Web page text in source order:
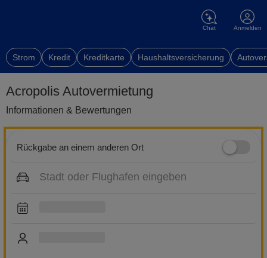
Chat Anmelden
Strom Kredit Kreditkarte Haushaltsversicherung
Acropolis Autovermietung
Informationen & Bewertungen
Rückgabe an einem anderen Ort